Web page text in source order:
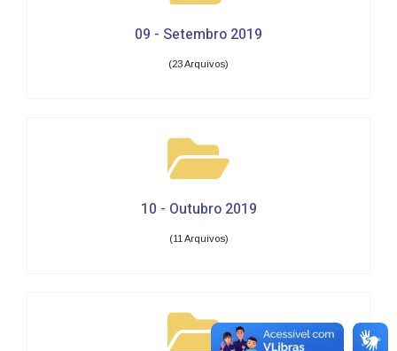
09 - Setembro 2019
(23 Arquivos)
10 - Outubro 2019
(11 Arquivos)